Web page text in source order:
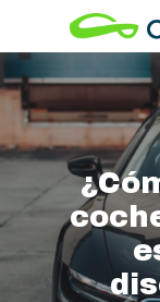
to
main
content